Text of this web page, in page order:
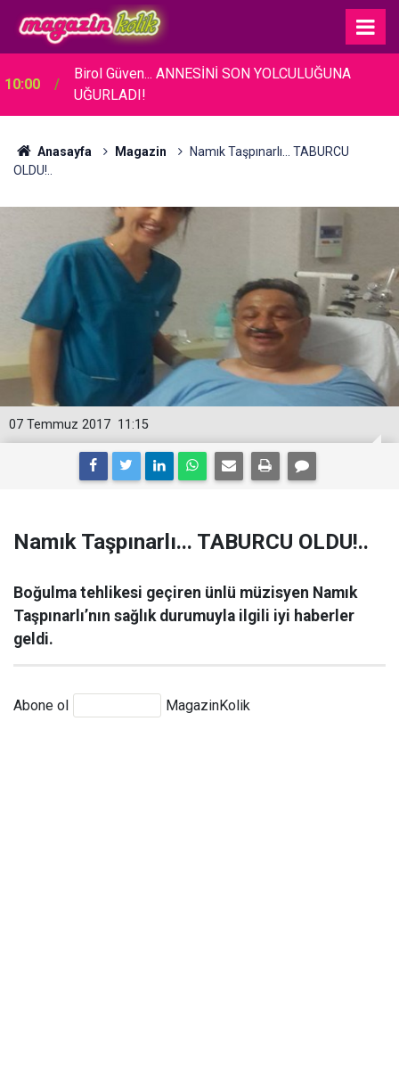
04:16 Güner Özkul... BABASININ TELİF DAVASI ZAFERİ!
Anasayfa Magazin
Namık Taşpınarlı... TABURCU
OLDU!..
11:15
07 Temmuz 2017
Namık Taşpınarlı... TABURCU OLDU!..
Boğulma tehlikesi geçiren ünlü müzisyen Namık
Taşpınarlı’nın sağlık durumuyla ilgili iyi haberler
geldi.
Abone ol MagazinKolik